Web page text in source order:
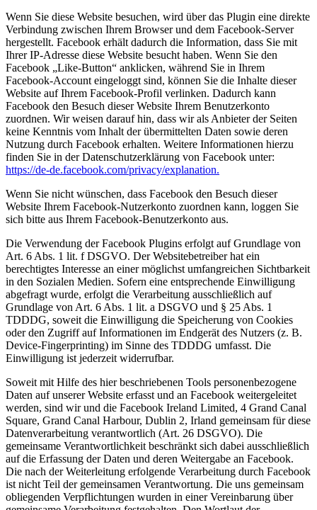
Wenn Sie diese Website besuchen, wird über das Plugin eine direkte
Verbindung zwischen Ihrem Browser und dem Facebook-Server
hergestellt. Facebook erhält dadurch die Information, dass Sie mit
Ihrer IP-Adresse diese Website besucht haben. Wenn Sie den
Facebook „Like-Button“ anklicken, während Sie in Ihrem
Facebook-Account eingeloggt sind, können Sie die Inhalte dieser
Website auf Ihrem Facebook-Profil verlinken. Dadurch kann
Facebook den Besuch dieser Website Ihrem Benutzerkonto
zuordnen. Wir weisen darauf hin, dass wir als Anbieter der Seiten
keine Kenntnis vom Inhalt der übermittelten Daten sowie deren
Nutzung durch Facebook erhalten. Weitere Informationen hierzu
finden Sie in der Datenschutzerklärung von Facebook unter:
https://de-de.facebook.com/privacy/explanation.
Wenn Sie nicht wünschen, dass Facebook den Besuch dieser
Website Ihrem Facebook-Nutzerkonto zuordnen kann, loggen Sie
sich bitte aus Ihrem Facebook-Benutzerkonto aus.
Die Verwendung der Facebook Plugins erfolgt auf Grundlage von
Art. 6 Abs. 1 lit. f DSGVO. Der Websitebetreiber hat ein
berechtigtes Interesse an einer möglichst umfangreichen Sichtbarkeit
in den Sozialen Medien. Sofern eine entsprechende Einwilligung
abgefragt wurde, erfolgt die Verarbeitung ausschließlich auf
Grundlage von Art. 6 Abs. 1 lit. a DSGVO und § 25 Abs. 1
TDDDG, soweit die Einwilligung die Speicherung von Cookies
oder den Zugriff auf Informationen im Endgerät des Nutzers (z. B.
Device-Fingerprinting) im Sinne des TDDDG umfasst. Die
Einwilligung ist jederzeit widerrufbar.
Soweit mit Hilfe des hier beschriebenen Tools personenbezogene
Daten auf unserer Website erfasst und an Facebook weitergeleitet
werden, sind wir und die Facebook Ireland Limited, 4 Grand Canal
Square, Grand Canal Harbour, Dublin 2, Irland gemeinsam für diese
Datenverarbeitung verantwortlich (Art. 26 DSGVO). Die
gemeinsame Verantwortlichkeit beschränkt sich dabei ausschließlich
auf die Erfassung der Daten und deren Weitergabe an Facebook.
Die nach der Weiterleitung erfolgende Verarbeitung durch Facebook
ist nicht Teil der gemeinsamen Verantwortung. Die uns gemeinsam
obliegenden Verpflichtungen wurden in einer Vereinbarung über